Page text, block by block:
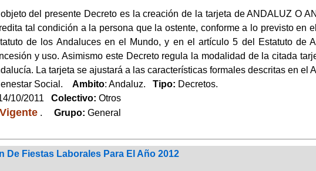
del presente Decreto es la creación de la tarjeta de ANDALUZ O
tal condición a la persona que la ostente, conforme a lo previsto en
de los Andaluces en el Mundo, y en el artículo 5 del Estatuto de
y uso. Asimismo este Decreto regula la modalidad de la citada
La tarjeta se ajustará a las características formales descritas en el
Social. Ambito: Andaluz. Tipo: Decretos.
10/2011 Colectivo: Otros
Vigente. Grupo: General
De Fiestas Laborales Para El Año 2012